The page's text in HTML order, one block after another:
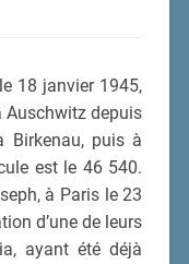
18 janvier 1945,
Auschwitz depuis
Birkenau, puis à
est le 46 540.
à Paris le 23
d’une de leurs
ayant été déjà